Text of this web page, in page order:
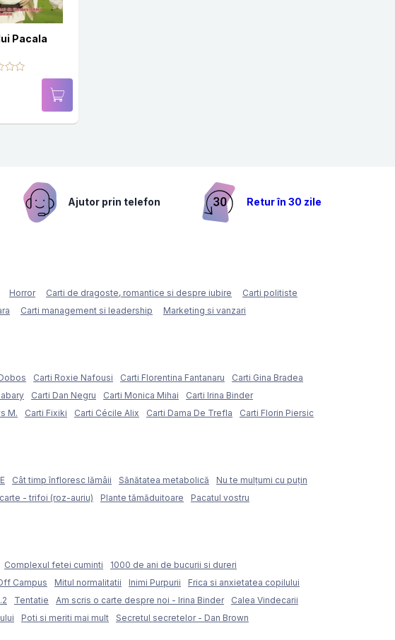
Pacala
Ajutor prin telefon Retur în 30 zile
Horror Carti de dragoste, romantice si despre iubire
Carti politiste
Carti management si leadership
Marketing si vanzari
Carti Roxie Nafousi Carti Florentina Fantanaru
Carti Gina Bradea
Carti Dan Negru Carti Monica Mihai
Carti Irina Binder
M. Carti Fixiki Carti Cécile Alix Carti Dama De Trefla
Carti Florin Piersic
Cât timp înfloresc lămâii Sănătatea metabolică
Nu te mulțumi cu puțin
- trifoi (roz-auriu) Plante tămăduitoare
Pacatul vostru
Complexul fetei cuminti
1000 de ani de bucurii si dureri
Campus Mitul normalitatii Inimi Purpurii
Frica si anxietatea copilului
Tentatie Am scris o carte despre noi - Irina Binder
Calea Vindecarii
Poti si meriti mai mult Secretul secretelor - Dan Brown